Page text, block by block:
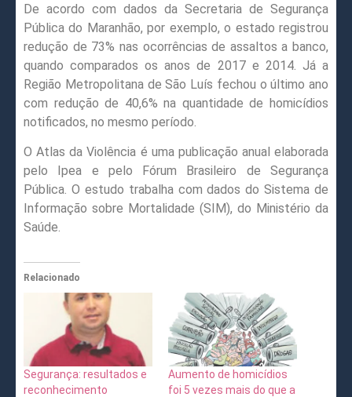
De acordo com dados da Secretaria de Segurança
Pública do Maranhão, por exemplo, o estado registrou
redução de 73% nas ocorrências de assaltos a banco,
quando comparados os anos de 2017 e 2014. Já a
Região Metropolitana de São Luís fechou o último ano
com redução de 40,6% na quantidade de homicídios
notificados, no mesmo período.
O Atlas da Violência é uma publicação anual elaborada
pelo Ipea e pelo Fórum Brasileiro de Segurança
Pública. O estudo trabalha com dados do Sistema de
Informação sobre Mortalidade (SIM), do Ministério da
Saúde.
Relacionado
Segurança: resultados e
reconhecimento
Aumento de homicídios
foi 5 vezes mais do que a